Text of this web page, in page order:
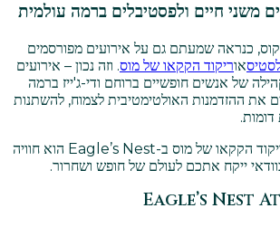
כנראה שמעתם גם על אירועים מפורסמים
אוריקוד הקקאו של מוס. וזה נכון – אירועים
של אנשים חופשיים ברוחם ודי-ג'ייז ברמה
את ההזדמנות האולטימטיבית לצמוח, להשתנות
אבל תראו בעצמכם! ריקוד הקקאו של מוס ב-Eagle’s Nest הוא חוויה
ייקח אתכם לעולם של חופש ושחרור.